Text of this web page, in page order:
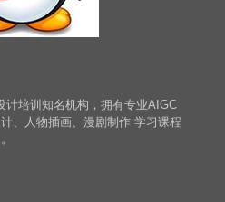
计培训知名机构，拥有专业AIGC
、人物插画、漫剧制作 学习课程